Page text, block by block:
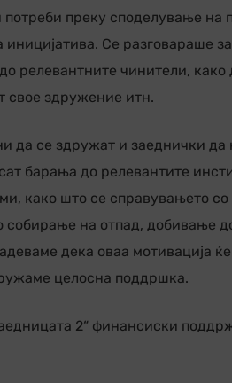
преку споделување на
Се разговараше
релевантните чинители, како
свое здружение итн.
да се здружат и заеднички да
барања до релевантите
како што се справувањето
на отпад, добивање
дека оваа мотивација
целосна поддршка.
2“ финансиски